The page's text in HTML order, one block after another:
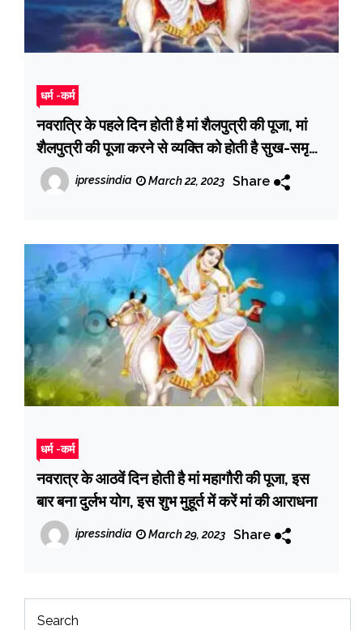
धर्म -कर्म
नवरात्रि के पहले दिन होती है मां शैलपुत्री की पूजा, मां
शैलपुत्री की पूजा करने से व्यक्ति को होती है सुख-समृद्धि
की प्राप्ति
ipressindia March 22, 2023 Share
धर्म -कर्म
नवरात्र के आठवें दिन होती है मां महागौरी की पूजा, इस
बार बना दुर्लभ योग, इस शुभ मुहूर्त में करें मां की आराधना
ipressindia March 29, 2023 Share
Search